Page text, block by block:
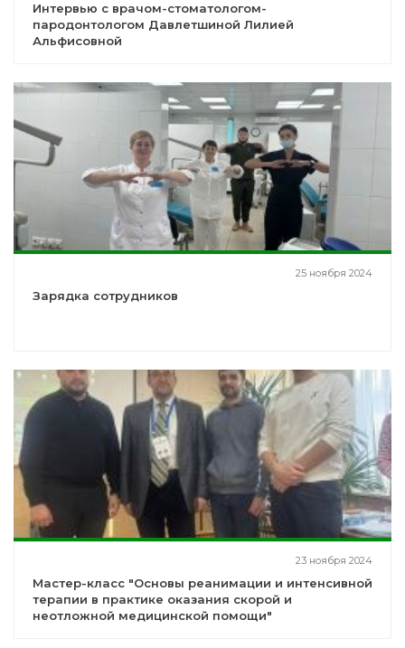
Интервью с врачом-стоматологом-
пародонтологом Давлетшиной Лилией
Альфисовной
25 ноября 2024
Зарядка сотрудников
23 ноября 2024
Мастер-класс "Основы реанимации и интенсивной
терапии в практике оказания скорой и
неотложной медицинской помощи"